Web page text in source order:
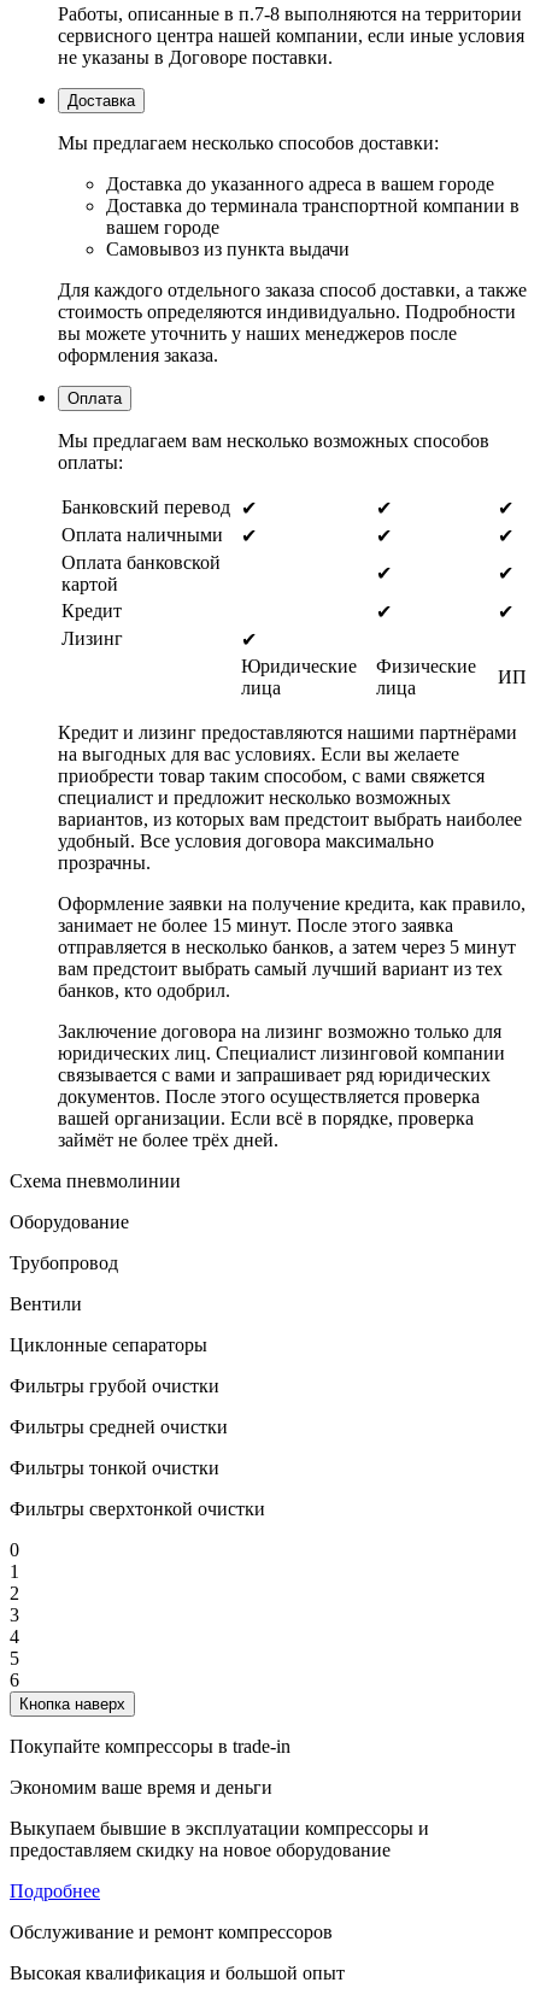
Работы, описанные в п.7-8 выполняются на территории
сервисного центра нашей компании, если иные условия
не указаны в Договоре поставки.
Доставка
Мы предлагаем несколько способов доставки:
Доставка до указанного адреса в вашем городе
Доставка до терминала транспортной компании в
вашем городе
Самовывоз из пункта выдачи
Для каждого отдельного заказа способ доставки, а также
стоимость определяются индивидуально. Подробности
вы можете уточнить у наших менеджеров после
оформления заказа.
Оплата
Мы предлагаем вам несколько возможных способов
оплаты:
Банковский перевод ✔ ✔
✔
Оплата наличными
✔ ✔
✔
Оплата банковской
картой
✔
✔
Кредит
✔
✔
Лизинг
✔
Юридические
лица
Физические
лица
ИП
Кредит и лизинг предоставляются нашими партнёрами
на выгодных для вас условиях. Если вы желаете
приобрести товар таким способом, с вами свяжется
специалист и предложит несколько возможных
вариантов, из которых вам предстоит выбрать наиболее
удобный. Все условия договора максимально
прозрачны.
Оформление заявки на получение кредита, как правило,
занимает не более 15 минут. После этого заявка
отправляется в несколько банков, а затем через 5 минут
вам предстоит выбрать самый лучший вариант из тех
банков, кто одобрил.
Заключение договора на лизинг возможно только для
юридических лиц. Специалист лизинговой компании
связывается с вами и запрашивает ряд юридических
документов. После этого осуществляется проверка
вашей организации. Если всё в порядке, проверка
займёт не более трёх дней.
Схема пневмолинии
Оборудование
Трубопровод
Вентили
Циклонные сепараторы
Фильтры грубой очистки
Фильтры средней очистки
Фильтры тонкой очистки
Фильтры сверхтонкой очистки
0
1
2
3
4
5
6
Кнопка наверх
Покупайте компрессоры в trade-in
Экономим ваше время и деньги
Выкупаем бывшие в эксплуатации компрессоры и
предоставляем скидку на новое оборудование
Подробнее
Обслуживание и ремонт компрессоров
Высокая квалификация и большой опыт